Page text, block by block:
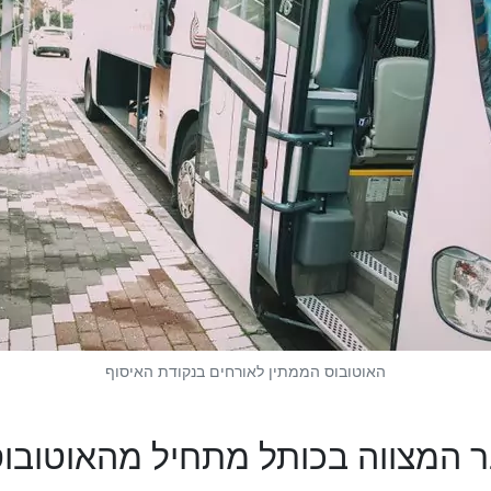
האוטובוס הממתין לאורחים בנקודת האיסוף
המצווה בכותל מתחיל